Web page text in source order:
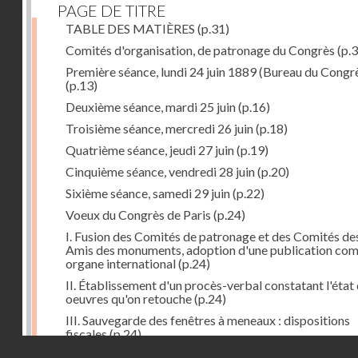
PAGE DE TITRE
TABLE DES MATIÈRES (p.31)
Comités d'organisation, de patronage du Congrès
Première séance, lundi 24 juin 1889 (Bureau du
(p.13)
Deuxième séance, mardi 25 juin(p.16)
Troisième séance, mercredi 26 juin(p.18)
Quatrième séance, jeudi 27 juin(p.19)
Cinquième séance, vendredi 28 juin(p.20)
Sixième séance, samedi 29 juin(p.22)
Voeux du Congrès de Paris (p.24)
I. Fusion des Comités de patronage et des Comités
Amis des monuments, adoption d'une publication
organe international(p.24)
II. Établissement d'un procès-verbal constatant l'état
oeuvres qu'on retouche(p.24)
III. Sauvegarde des fenêtres à meneaux : dispositions
fiscales(p.24)